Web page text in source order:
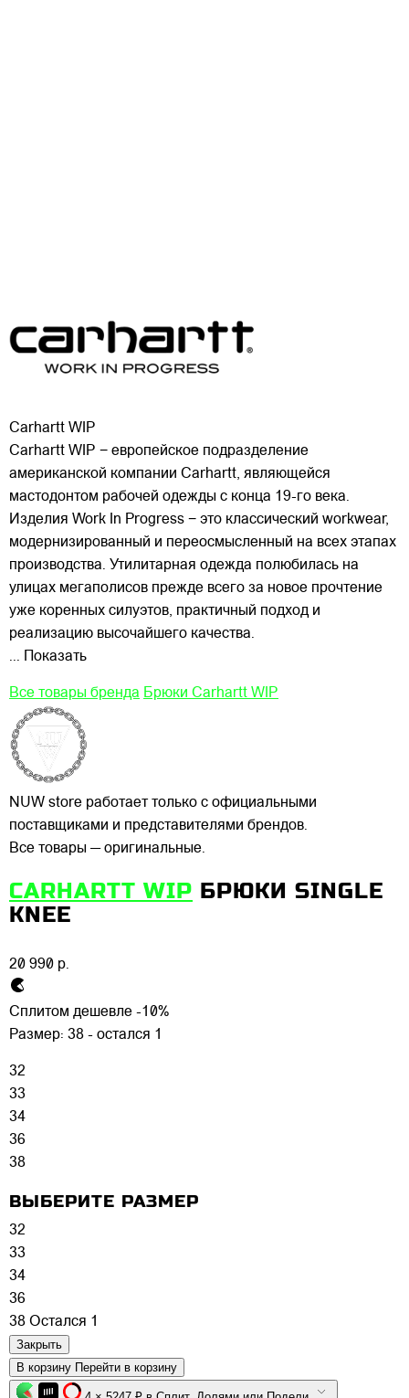
Carhartt WIP
Carhartt WIP − европейское подразделение
американской компании Carhartt, являющейся
мастодонтом рабочей одежды с конца 19-го века.
Изделия Work In Progress − это классический workwear,
модернизированный и переосмысленный на всех этапах
производства. Утилитарная одежда полюбилась на
улицах мегаполисов прежде всего за новое прочтение
уже коренных силуэтов, практичный подход и
реализацию высочайшего качества.
... Показать
Все товары бренда Брюки Carhartt WIP
NUW store работает только с официальными
поставщиками и представителями брендов.
Все товары — оригинальные.
CARHARTT WIP БРЮКИ SINGLE
KNEE
20 990 р.
Сплитом дешевле -10%
Размер: 38 - остался 1
32
33
34
36
38
ВЫБЕРИТЕ РАЗМЕР
32
33
34
36
38 Остался 1
Закрыть
В корзину Перейти в корзину